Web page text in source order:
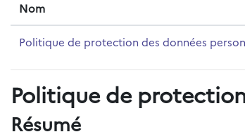
Nom
Politique de protection des données
Politique de
Résumé